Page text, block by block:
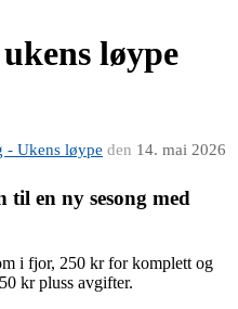
løype
- Ukens løype den 14. mai 2026
til en ny sesong med
i fjor, 250 kr for komplett og
kr pluss avgifter.